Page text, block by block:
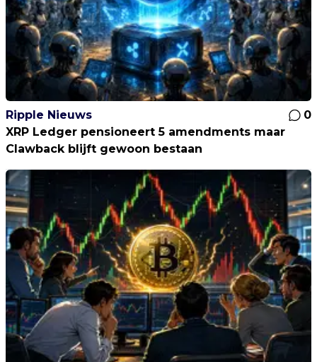
Ripple Nieuws
0
XRP Ledger pensioneert 5 amendments maar
Clawback blijft gewoon bestaan